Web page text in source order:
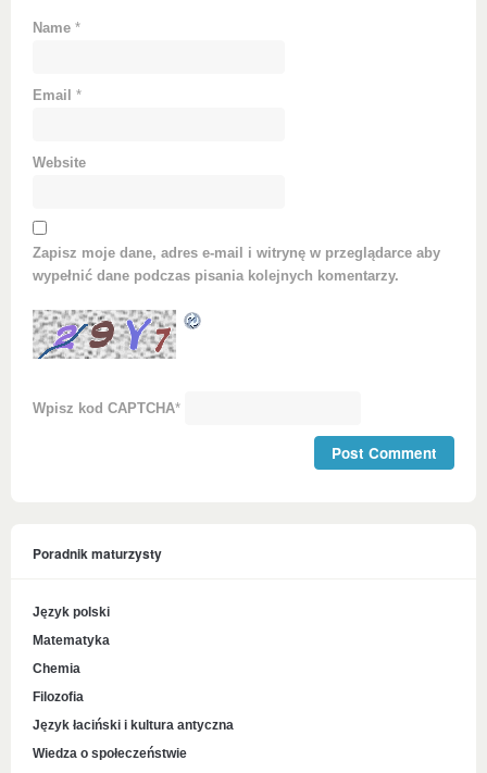
Name *
Email *
Website
Zapisz moje dane, adres e-mail i witrynę w przeglądarce aby
wypełnić dane podczas pisania kolejnych komentarzy.
Wpisz kod CAPTCHA*
Poradnik maturzysty
Język polski
Matematyka
Chemia
Filozofia
Język łaciński i kultura antyczna
Wiedza o społeczeństwie